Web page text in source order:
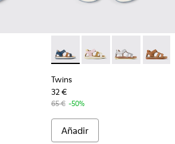
Twins - K800628-007 -
Twins - K800628-
Twins -Twins
Twins
32 €
65 € -50%
Añadir